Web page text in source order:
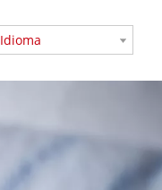
Idioma